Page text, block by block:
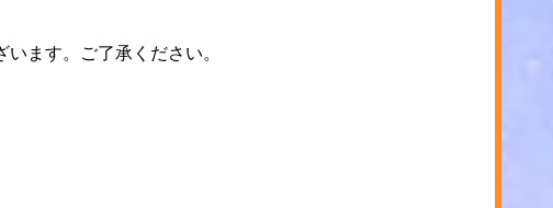
ます。ご了承ください。